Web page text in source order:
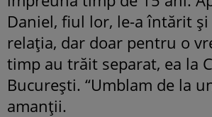
Daniel, fiul lor, le-a întărit
relația, dar doar pentru o
timp au trăit separat, ea la
București. “Umblam de la
amanții.